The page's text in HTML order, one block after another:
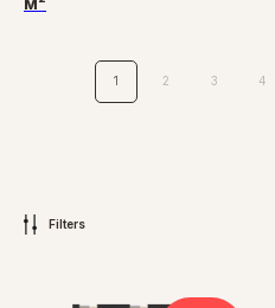
1 2 3 4
Filters